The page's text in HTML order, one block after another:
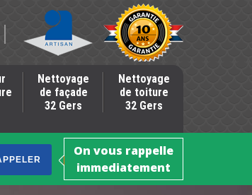
Nettoyage
de façade
32 Gers
Nettoyage
de toiture
32 Gers
On vous rappelle
immediatement